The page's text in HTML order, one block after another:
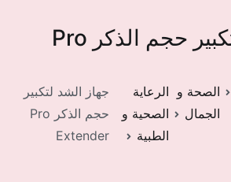
جهاز الشد لتكبير حجم الذكر Pro
الصحة و
الجمال
الرعاية
الصحية و
الطبية
جهاز الشد لتكبير
حجم الذكر Pro
Extender